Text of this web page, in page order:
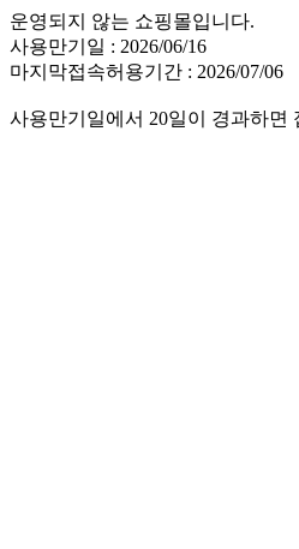
운영되지 않는 쇼핑몰입니다.
사용만기일 : 2026/06/16
마지막접속허용기간 : 2026/07/06
사용만기일에서 20일이 경과하면